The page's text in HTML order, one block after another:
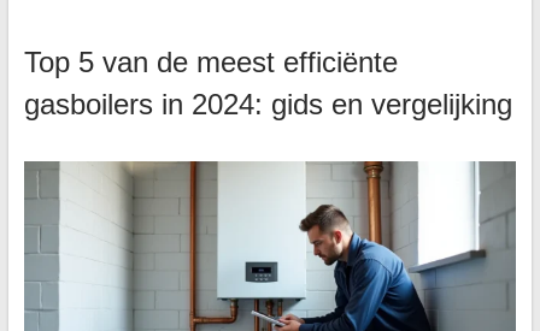
Top 5 van de meest efficiënte
gasboilers in 2024: gids en vergelijking